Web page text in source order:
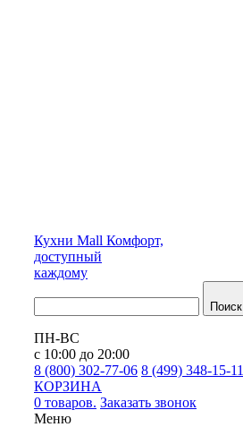
Кухни Mall Комфорт,
доступный
каждому
Поиск
ПН-ВС
с 10:00 до 20:00
8 (800) 302-77-06 8 (499) 348-15-11
КОРЗИНА
0 товаров. Заказать звонок
Меню